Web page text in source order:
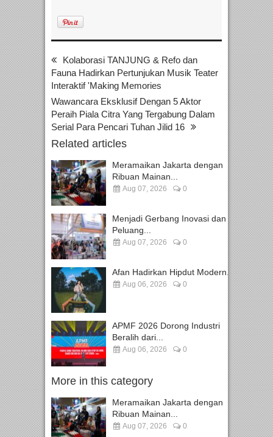
Kolaborasi TANJUNG & Refo dan
Fauna Hadirkan Pertunjukan Musik Teater
Interaktif 'Making Memories
Wawancara Eksklusif Dengan 5 Aktor
Peraih Piala Citra Yang Tergabung Dalam
Serial Para Pencari Tuhan Jilid 16
Related articles
Meramaikan Jakarta dengan
Ribuan Mainan...
Aug 07, 2026 0
Menjadi Gerbang Inovasi dan
Peluang...
Aug 07, 2026 0
Afan Hadirkan Hipdut Modern...
Aug 06, 2026 0
APMF 2026 Dorong Industri
Beralih dari...
Aug 06, 2026 0
More in this category
Meramaikan Jakarta dengan
Ribuan Mainan...
Aug 07, 2026 0